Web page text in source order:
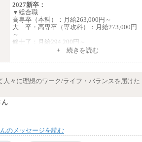
2027新卒：
▼総合職
高専卒（本科）：月給263,000円～
大 卒・高専卒（専攻科）：月給273,000円
～
修士了：月給294,200円～
博士了：月給304,800円～
※卓越した能力、高度な技術や実績をお持ち
揮できると認められる場合は、 上記の給与に
関わらず個別設定することがあります
※営業職に支給するインセンティブは除く
+ 続きを読む
人々に理想のワーク/ライフ・バランスを届けた
ん
のメッセージを読む